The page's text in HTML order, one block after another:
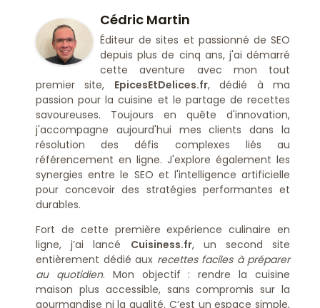
Cédric Martin
Éditeur de sites et passionné de SEO
depuis plus de cinq ans, j'ai démarré
cette aventure avec mon tout
premier site, EpicesEtDelices.fr, dédié à ma
passion pour la cuisine et le partage de recettes
savoureuses. Toujours en quête d'innovation,
j'accompagne aujourd'hui mes clients dans la
résolution des défis complexes liés au
référencement en ligne. J'explore également les
synergies entre le SEO et l'intelligence artificielle
pour concevoir des stratégies performantes et
durables.
Fort de cette première expérience culinaire en
ligne, j’ai lancé Cuisiness.fr, un second site
entièrement dédié aux recettes faciles à préparer
au quotidien. Mon objectif : rendre la cuisine
maison plus accessible, sans compromis sur la
gourmandise ni la qualité. C’est un espace simple,